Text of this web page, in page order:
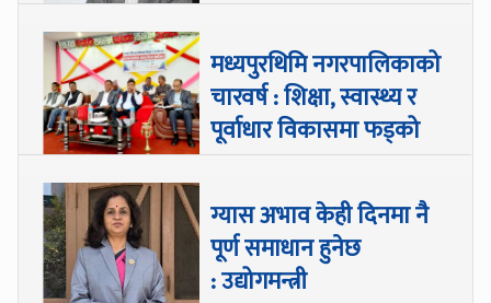
मध्यपुरथिमि नगरपालिकाको
चारवर्ष : शिक्षा, स्वास्थ्य र
पूर्वाधार विकासमा फड्को
ग्यास अभाव केही दिनमा नै
पूर्ण समाधान हुनेछ
: उद्योगमन्त्री